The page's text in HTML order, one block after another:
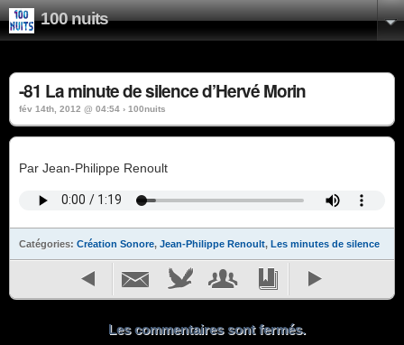
100 nuits
-81 La minute de silence d’Hervé Morin
fév 14th, 2012 @ 04:54 › 100nuits
Par Jean-Philippe Renoult
Catégories: Création Sonore, Jean-Philippe Renoult, Les minutes de silence
Les commentaires sont fermés.